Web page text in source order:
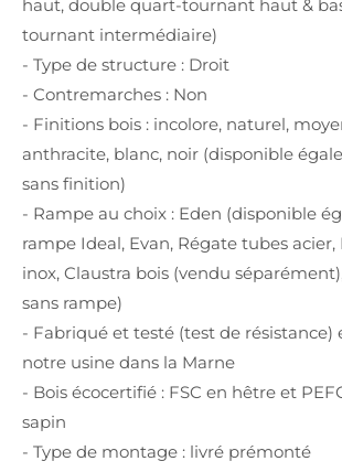
haut, double quart-tournant haut &
tournant intermédiaire)
- Type de structure : Droit
- Contremarches : Non
- Finitions bois : incolore, naturel,
anthracite, blanc, noir (disponible
sans finition)
- Rampe au choix : Eden (disponible
rampe Ideal, Evan, Régate tubes
inox, Claustra bois (vendu
sans rampe)
- Fabriqué et testé (test de résistance)
notre usine dans la Marne
- Bois écocertifié : FSC en hêtre et
sapin
- Type de montage : livré prémonté